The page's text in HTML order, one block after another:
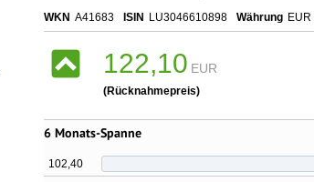
WKN A41683 ISIN LU3046610898 Währung EUR
122,10 EUR
(Rücknahmepreis)
6 Monats-Spanne
102,40